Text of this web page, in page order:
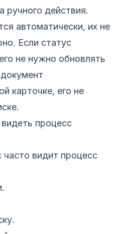
ручного действия.
автоматически, их не
Если статус
не нужно обновлять
карточке, его не
процесс
часто видит процесс